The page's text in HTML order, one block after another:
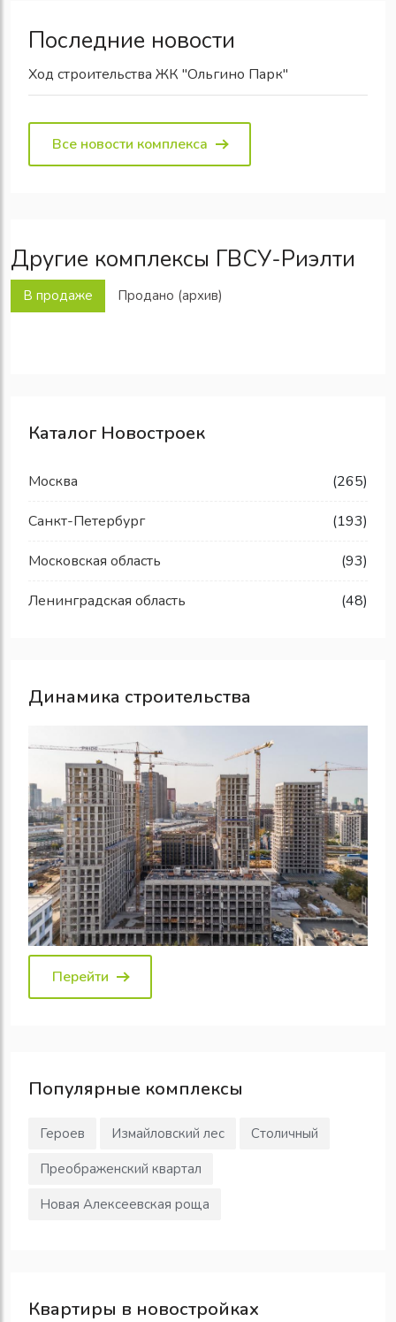
Последние новости
Ход строительства ЖК "Ольгино Парк"
Все новости комплекса
Другие комплексы ГВСУ-Риэлти
В продаже Продано (архив)
Каталог Новостроек
Москва (265)
Санкт-Петербург (193)
Московская область (93)
Ленинградская область (48)
Динамика строительства
Перейти
Популярные комплексы
Героев Измайловский лес
Столичный
Преображенский квартал
Новая Алексеевская роща
Квартиры в новостройках